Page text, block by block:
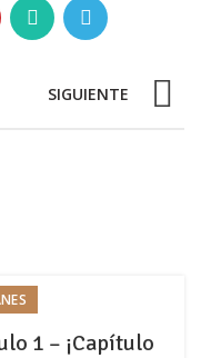
SIGUIENTE
1 – ¡Capítulo